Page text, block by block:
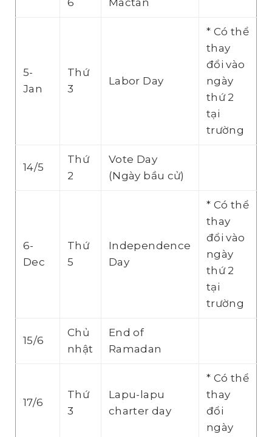
5-
Jan
Thứ
3
Labor Day
* Có thể
thay
đổi vào
ngày
thứ 2
tại
trường
14/5
Thứ
2
Vote Day
(Ngày bầu cử)
6-
Dec
Thứ
5
Independence
Day
* Có thể
thay
đổi vào
ngày
thứ 2
tại
trường
15/6
Chủ
nhật
End of
Ramadan
17/6
Thứ
3
Lapu-lapu
charter day
* Có thể
thay
đổi
ngày